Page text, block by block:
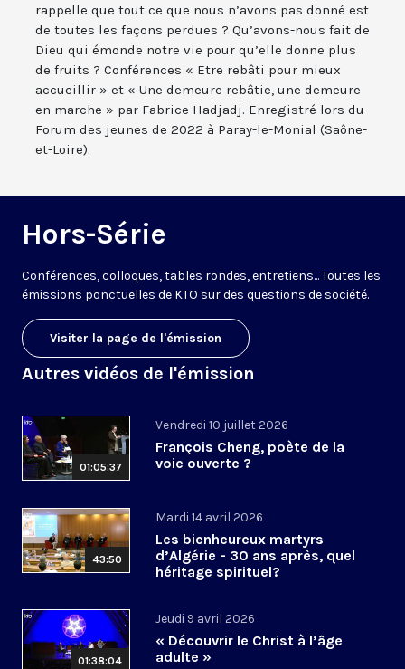
rappelle que tout ce que nous n’avons pas donné est
de toutes les façons perdues ? Qu’avons-nous fait de
Dieu qui émonde notre vie pour qu’elle donne plus
de fruits ? Conférences « Etre rebâti pour mieux
accueillir » et « Une demeure rebâtie, une demeure
en marche » par Fabrice Hadjadj. Enregistré lors du
Forum des jeunes de 2022 à Paray-le-Monial (Saône-
et-Loire).
Hors-Série
Conférences, colloques, tables rondes, entretiens... Toutes les
émissions ponctuelles de KTO sur des questions de société.
Visiter la page de l'émission
Autres vidéos de l'émission
01:05:37
Vendredi 10 juillet 2026
François Cheng, poète de la
voie ouverte ?
43:50
Mardi 14 avril 2026
Les bienheureux martyrs
d’Algérie - 30 ans après, quel
héritage spirituel?
01:38:04
Jeudi 9 avril 2026
« Découvrir le Christ à l’âge
adulte »